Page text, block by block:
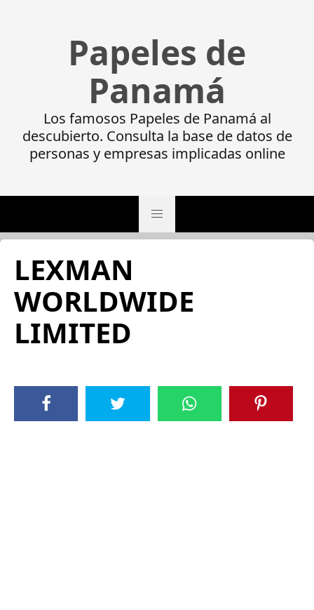
Papeles de
Panamá
Los famosos Papeles de Panamá al
descubierto. Consulta la base de datos de
personas y empresas implicadas online
LEXMAN
WORLDWIDE
LIMITED